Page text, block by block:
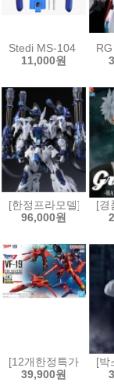
Stedi MS-104 보급
11,000원
[한정프라모델]무한
96,000원
[경
[12개한정특가]HG
39,900원
[박